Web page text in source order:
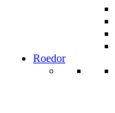
Roedor